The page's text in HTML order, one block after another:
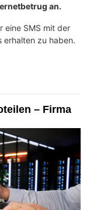
an.
eine SMS mit der
erhalten zu haben.
– Firma